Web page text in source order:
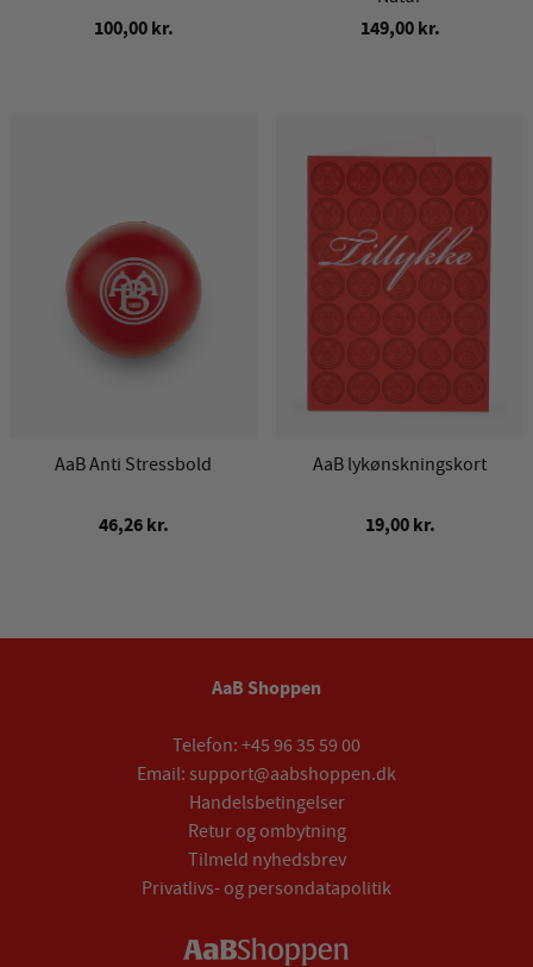
100,00 kr. 149,00 kr.
AaB Anti Stressbold
46,26 kr.
AaB lykønskningskort
19,00 kr.
AaB Shoppen
Telefon: +45 96 35 59 00
Email: support@aabshoppen.dk
Handelsbetingelser
Retur og ombytning
Tilmeld nyhedsbrev
Privatlivs- og persondatapolitik